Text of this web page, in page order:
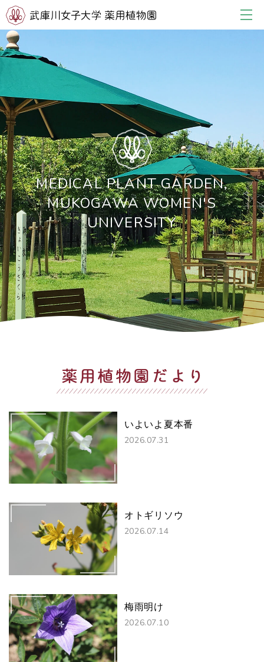
MEDICAL PLANT GARDEN,
MUKOGAWA WOMEN'S
UNIVERSITY
いよいよ夏本番
2026.07.31
オトギリソウ
2026.07.14
梅雨明け
2026.07.10